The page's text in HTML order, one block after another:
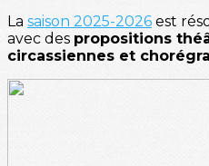
La saison 2025-2026 est
avec des propositions
circassiennes et